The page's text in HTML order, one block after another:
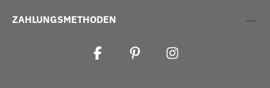
ZAHLUNGSMETHODEN